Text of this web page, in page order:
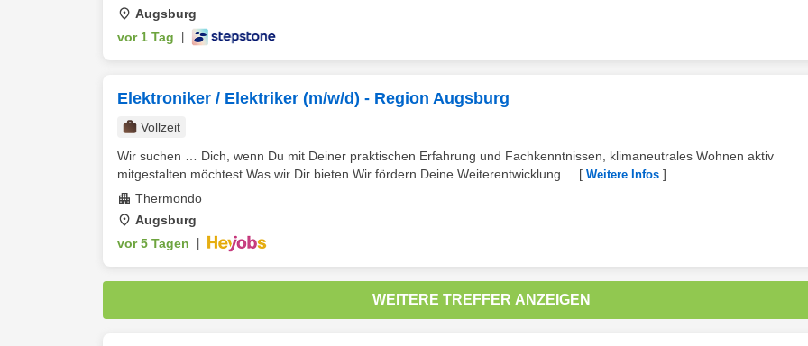
Augsburg
vor 1 Tag
Elektroniker / Elektriker (m/w/d) - Region Augsburg
Vollzeit
Wir suchen … Dich, wenn Du mit Deiner praktischen Erfahrung und Fachkenntnissen, klimaneutrales Wohnen aktiv
mitgestalten möchtest.Was wir Dir bieten Wir fördern Deine Weiterentwicklung ...
[ Weitere Infos ]
Thermondo
Augsburg
vor 5 Tagen
WEITERE TREFFER ANZEIGEN